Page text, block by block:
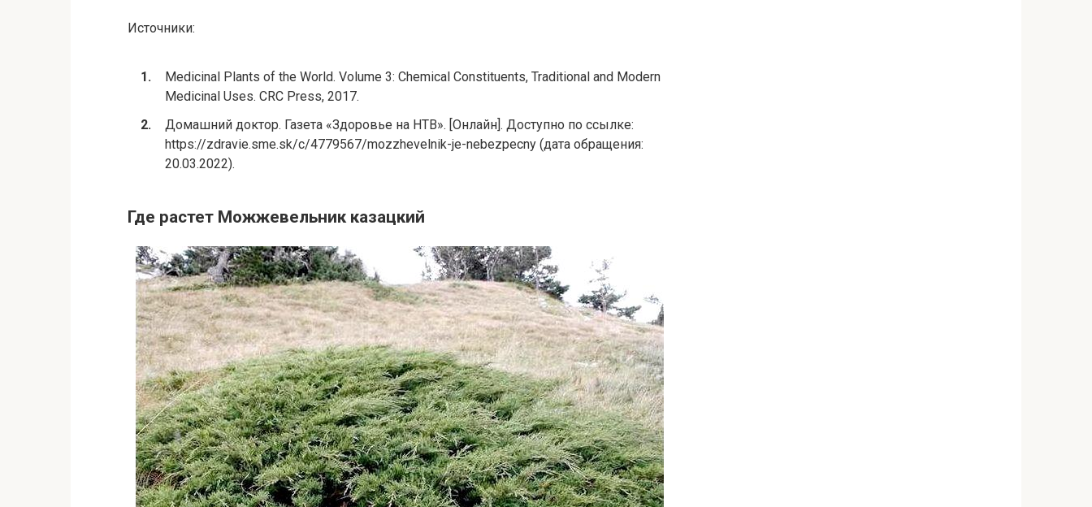
Источники:
Medicinal Plants of the World. Volume 3: Chemical Constituents, Traditional and Modern
Medicinal Uses. CRC Press, 2017.
Домашний доктор. Газета «Здоровье на НТВ». [Онлайн]. Доступно по ссылке:
https://zdravie.sme.sk/c/4779567/mozzhevelnik-je-nebezpecny (дата обращения:
20.03.2022).
Где растет Можжевельник казацкий